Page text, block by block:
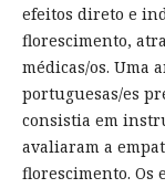
efeitos direto e
florescimento,
médicas/os. Uma
portuguesas/es
consistia em
avaliaram a
florescimento.